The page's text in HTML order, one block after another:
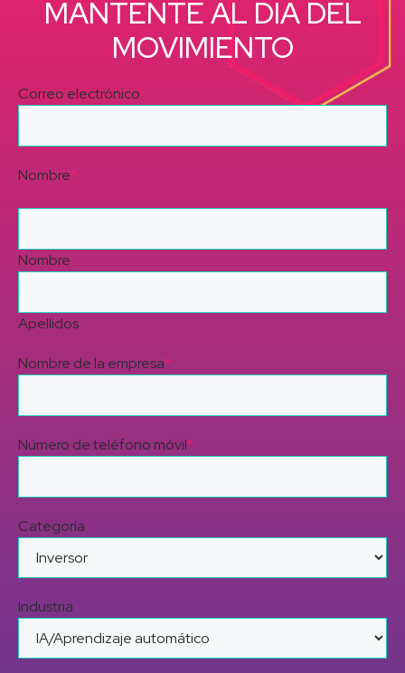
MANTENTE AL DÍA DEL
MOVIMIENTO
Correo electrónico*
Nombre*
Nombre
Apellidos
Nombre de la empresa*
Número de teléfono móvil*
Categoría
Industria